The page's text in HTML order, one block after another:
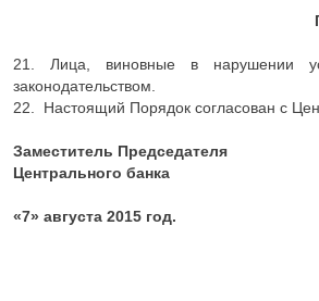
21. Лица, виновные в нарушении
законодательством.
22. Настоящий Порядок согласован с
Заместитель Председателя
Центрального
«7» августа 2015 год.